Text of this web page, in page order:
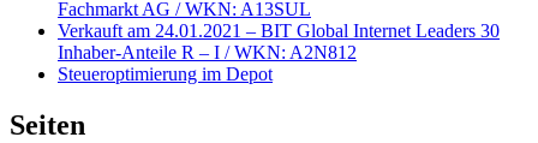
Fachmarkt AG / WKN: A13SUL
Verkauft am 24.01.2021 – BIT Global Internet Leaders 30
Inhaber-Anteile R – I / WKN: A2N812
Steueroptimierung im Depot
Seiten